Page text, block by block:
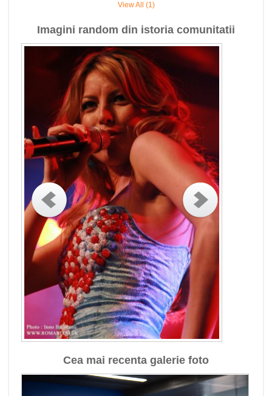
View All (1)
Imagini random din istoria comunitatii
Cea mai recenta galerie foto